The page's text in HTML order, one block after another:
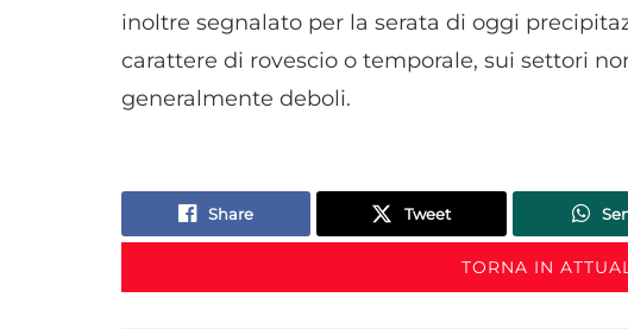
inoltre segnalato per la serata di oggi
carattere di rovescio o temporale, sui settori
generalmente deboli.
Share Tweet
TORNA IN